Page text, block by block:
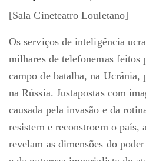
[Sala Cineteatro Louletano]
Os serviços de inteligência
milhares de telefonemas feitos
campo de batalha, na Ucrânia,
na Rússia. Justapostas com
causada pela invasão e da
resistem e reconstroem o país,
revelam as dimensões do